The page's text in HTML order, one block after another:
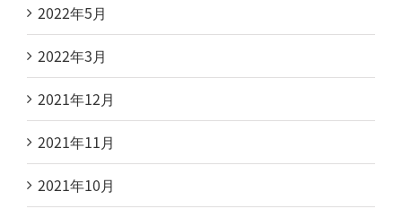
2022年5月
2022年3月
2021年12月
2021年11月
2021年10月